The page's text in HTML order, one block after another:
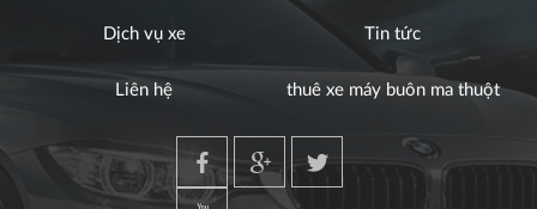
Dịch vụ xe Tin tức
Liên hệ thuê xe máy buôn ma thuột